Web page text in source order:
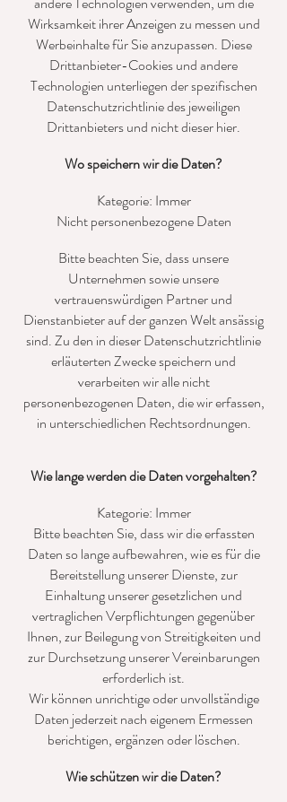
Wirksamkeit ihrer Anzeigen zu messen und
Werbeinhalte für Sie anzupassen. Diese
Drittanbieter-Cookies und andere
Technologien unterliegen der spezifischen
Datenschutzrichtlinie des jeweiligen
Drittanbieters und nicht dieser hier.
Wo speichern wir die Daten?
Kategorie: Immer
Nicht personenbezogene Daten
Bitte beachten Sie, dass unsere
Unternehmen sowie unsere
vertrauenswürdigen Partner und
Dienstanbieter auf der ganzen Welt ansässig
sind. Zu den in dieser Datenschutzrichtlinie
erläuterten Zwecke speichern und
verarbeiten wir alle nicht
personenbezogenen Daten, die wir erfassen,
in unterschiedlichen Rechtsordnungen.
Wie lange werden die Daten vorgehalten?
Kategorie: Immer
Bitte beachten Sie, dass wir die erfassten
Daten so lange aufbewahren, wie es für die
Bereitstellung unserer Dienste, zur
Einhaltung unserer gesetzlichen und
vertraglichen Verpflichtungen gegenüber
Ihnen, zur Beilegung von Streitigkeiten und
zur Durchsetzung unserer Vereinbarungen
erforderlich ist.
Wir können unrichtige oder unvollständige
Daten jederzeit nach eigenem Ermessen
berichtigen, ergänzen oder löschen.
Wie schützen wir die Daten?